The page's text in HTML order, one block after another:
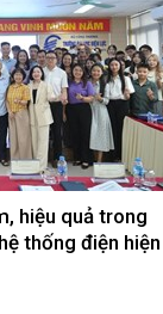
hiệu quả trong
thống điện hiện